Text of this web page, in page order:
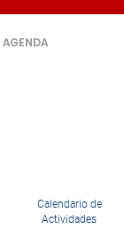
AGENDA
Calendario de
Actividades